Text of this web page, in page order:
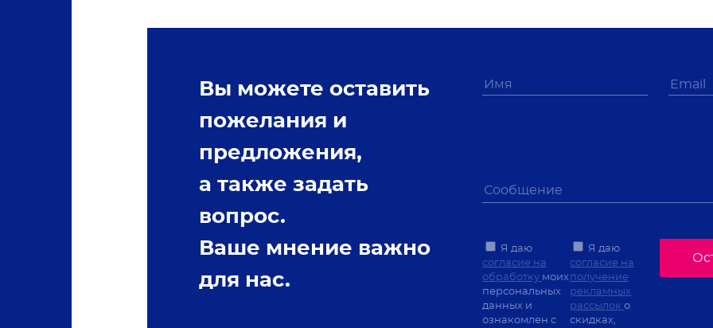
Вы можете оставить
пожелания и
предложения,
а также задать
вопрос.
Ваше мнение важно
для нас.
Я даю
согласие на
обработку моих
персональных
данных и
ознакомлен с
Я даю
согласие на
получение
рекламных
рассылоко
скидках,